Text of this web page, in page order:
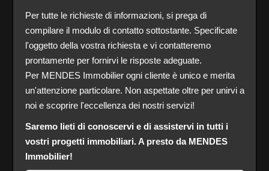
Per tutte le richieste di informazioni, si prega di
compilare il modulo di contatto sottostante. Specificate
l'oggetto della vostra richiesta e vi contatteremo
prontamente per fornirvi le risposte adeguate.
Per MENDES Immobilier ogni cliente è unico e merita
un'attenzione particolare. Non aspettate oltre per unirvi a
noi e scoprire l'eccellenza dei nostri servizi!
Saremo lieti di conoscervi e di assistervi in tutti i
vostri progetti immobiliari. A presto da MENDES
Immobilier!